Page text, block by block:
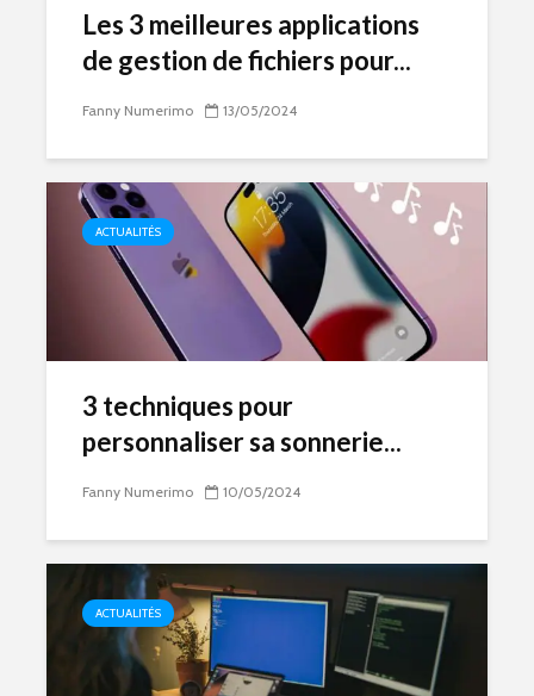
Les 3 meilleures applications
de gestion de fichiers pour...
Fanny Numerimo 13/05/2024
ACTUALITÉS
3 techniques pour
personnaliser sa sonnerie...
Fanny Numerimo 10/05/2024
ACTUALITÉS